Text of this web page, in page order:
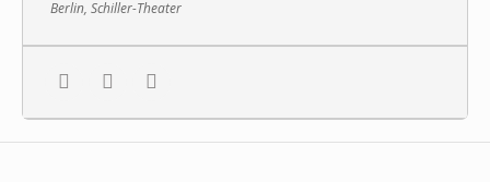
Berlin, Schiller-Theater